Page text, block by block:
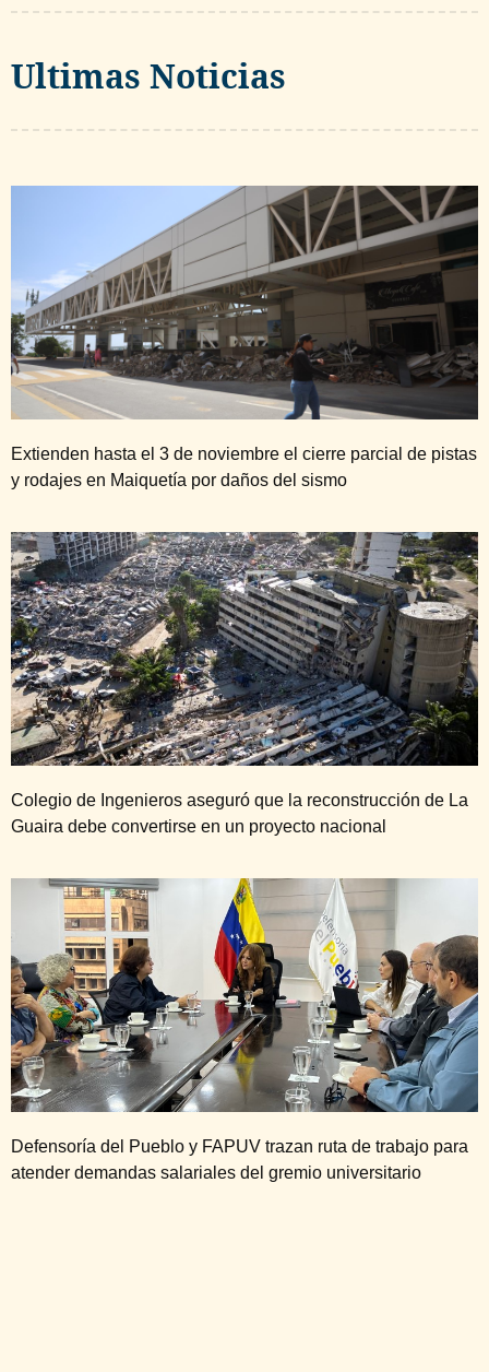
Ultimas Noticias
Extienden hasta el 3 de noviembre el cierre parcial de pistas
y rodajes en Maiquetía por daños del sismo
Colegio de Ingenieros aseguró que la reconstrucción de La
Guaira debe convertirse en un proyecto nacional
Defensoría del Pueblo y FAPUV trazan ruta de trabajo para
atender demandas salariales del gremio universitario